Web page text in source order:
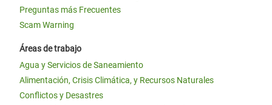
Preguntas más Frecuentes
Scam Warning
Áreas de trabajo
Agua y Servicios de Saneamiento
Alimentación, Crisis Climática, y Recursos Naturales
Conflictos y Desastres